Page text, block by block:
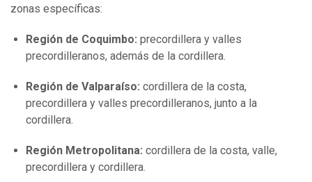
zonas específicas:
Región de Coquimbo: precordillera y valles
precordilleranos, además de la cordillera.
Región de Valparaíso: cordillera de la costa,
precordillera y valles precordilleranos, junto a la
cordillera.
Región Metropolitana: cordillera de la costa, valle,
precordillera y cordillera.